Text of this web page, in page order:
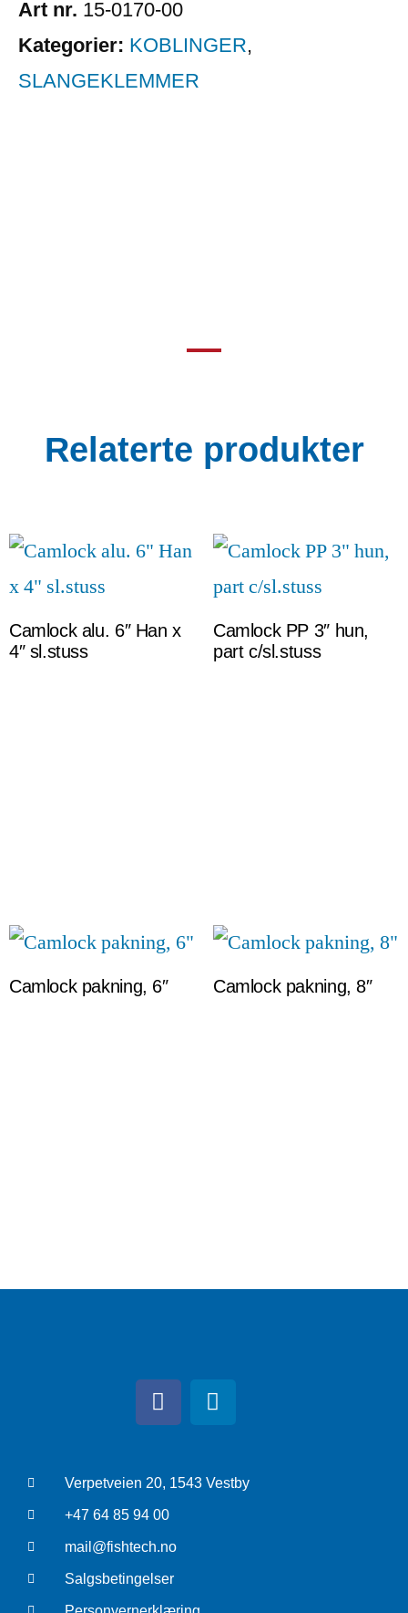
Art nr. 15-0170-00
Kategorier: KOBLINGER,
SLANGEKLEMMER
Relaterte produkter
Camlock alu. 6″ Han x
4″ sl.stuss
Camlock PP 3″ hun,
part c/sl.stuss
Camlock pakning, 6″ Camlock pakning, 8″
Verpetveien 20, 1543 Vestby
+47 64 85 94 00
mail@fishtech.no
Salgsbetingelser